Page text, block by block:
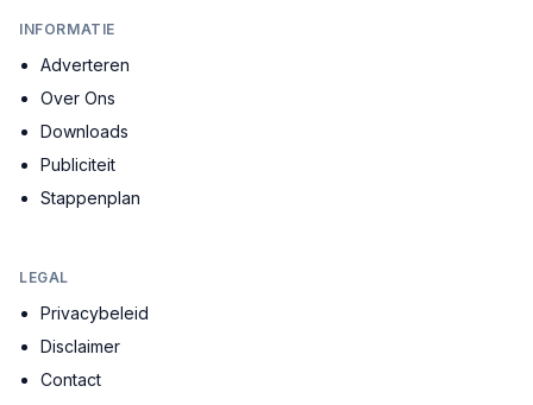
INFORMATIE
Adverteren
Over Ons
Downloads
Publiciteit
Stappenplan
LEGAL
Privacybeleid
Disclaimer
Contact